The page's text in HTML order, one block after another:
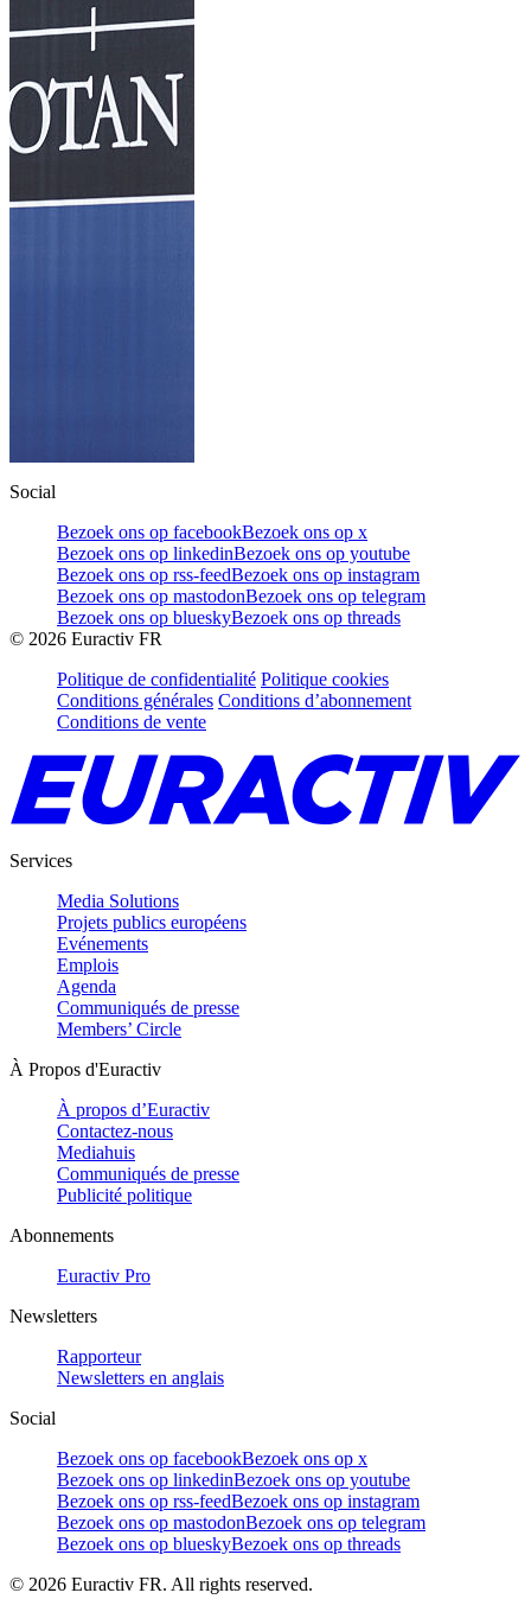
Social
Bezoek ons op facebookBezoek ons op x
Bezoek ons op linkedinBezoek ons op youtube
Bezoek ons op rss-feedBezoek ons op instagram
Bezoek ons op mastodonBezoek ons op telegram
Bezoek ons op blueskyBezoek ons op threads
© 2026 Euractiv FR
Politique de confidentialité Politique cookies
Conditions générales Conditions d’abonnement
Conditions de vente
Services
Media Solutions
Projets publics européens
Evénements
Emplois
Agenda
Communiqués de presse
Members’ Circle
À Propos d'Euractiv
À propos d’Euractiv
Contactez-nous
Mediahuis
Communiqués de presse
Publicité politique
Abonnements
Euractiv Pro
Newsletters
Rapporteur
Newsletters en anglais
Social
Bezoek ons op facebookBezoek ons op x
Bezoek ons op linkedinBezoek ons op youtube
Bezoek ons op rss-feedBezoek ons op instagram
Bezoek ons op mastodonBezoek ons op telegram
Bezoek ons op blueskyBezoek ons op threads
© 2026 Euractiv FR. All rights reserved.